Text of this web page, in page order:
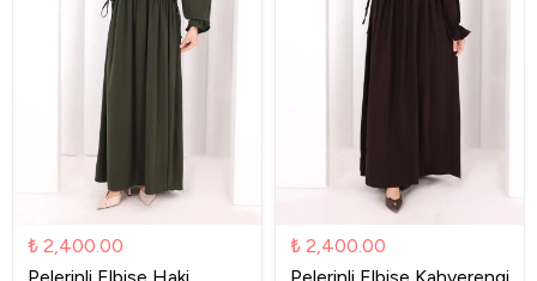
₺ 2,400.00
₺ 2,400.00